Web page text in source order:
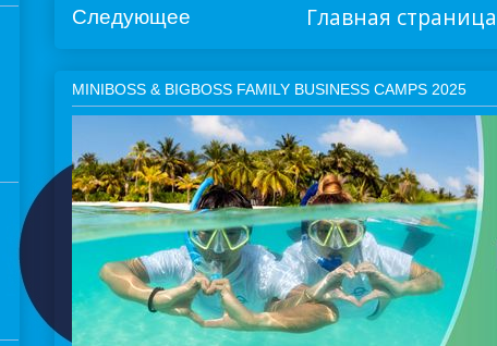
Следующее Главная страница
MINIBOSS & BIGBOSS FAMILY BUSINESS CAMPS 2025